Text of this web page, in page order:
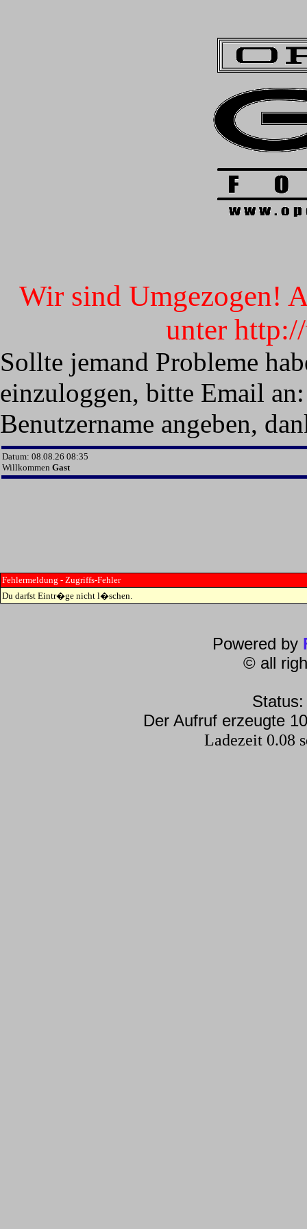
Wir sind Umgezogen!
unter
Sollte jemand Probleme
einzuloggen, bitte Email
Benutzername angeben,
Datum: 08.08.26 08:35
Willkommen Gast
Fehlermeldung - Zugriffs-Fehler
Du darfst Eintr�ge nicht l�schen.
Powered by
© all
Der Aufruf erzeugte
Ladezeit 0.08